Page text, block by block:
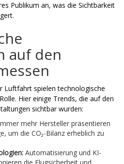
Publikum an, was die Sichtbarkeit
auf den
Luftfahrt spielen technologische
Hier einige Trends, die auf den
sichtbar wurden:
mehr Hersteller präsentieren
um die CO₂-Bilanz erheblich zu
Automatisierung und KI-